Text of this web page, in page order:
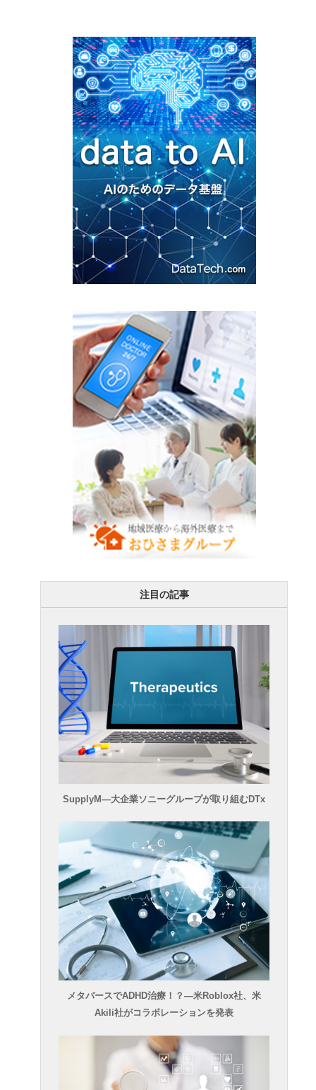
注目の記事
SupplyM―大企業ソニーグループが取り組むDTx
メタバースでADHD治療！？―米Roblox社、米
Akili社がコラボレーションを発表